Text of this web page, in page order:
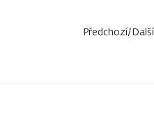
Předchozí/Další